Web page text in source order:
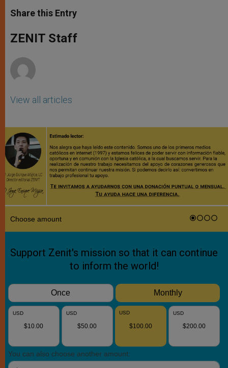
t
s
p
p
s
e
g
e
e
b
o
k
Share this Entry
ZENIT Staff
View all articles